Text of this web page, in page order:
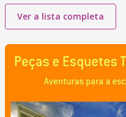
Ver a lista completa